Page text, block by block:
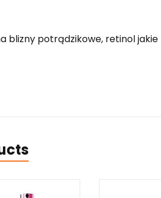
blizny potrądzikowe, retinol jakie